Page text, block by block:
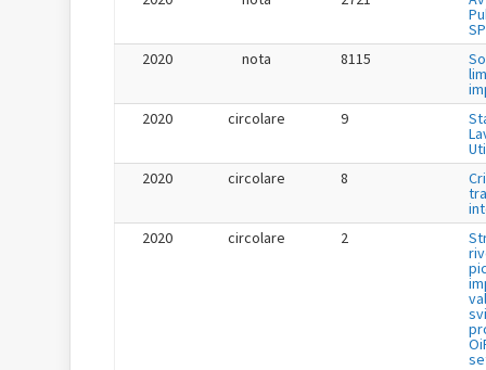
2020
nota 8115
2020
circolare 9
2020
circolare 8
2020
circolare 2